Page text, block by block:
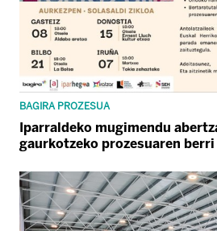
BAGIRA PROZESUA
Iparraldeko mugimendu
gaurkotzeko prozesuaren